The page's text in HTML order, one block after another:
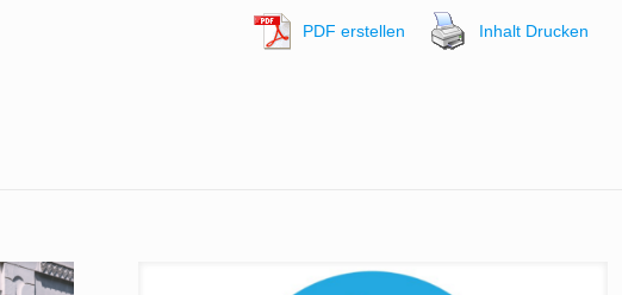
PDF erstellen Inhalt Drucken